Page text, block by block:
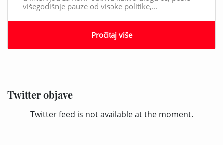
Twitter objave
Twitter feed is not available at the moment.
višegodišnje pauze od visoke politike,...
Pročitaj više